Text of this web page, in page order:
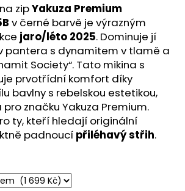
zipYakuza Premium
v černé barvě je výrazným
jaro/léto 2025. Dominuje jí
pantera s dynamitem v tlamě a
Society“. Tato mikina s
prvotřídní komfort díky
bavlny s rebelskou estetikou,
značku Yakuza Premium.
ty, kteří hledají originální
padnoucí přiléhavý střih.
HLEDAT